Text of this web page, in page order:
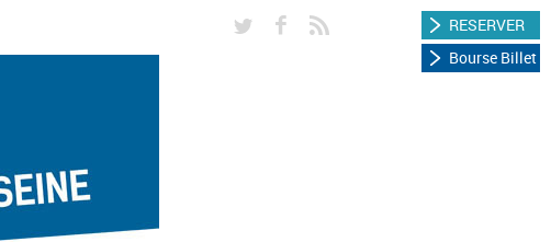
RESERVER
Bourse Billet